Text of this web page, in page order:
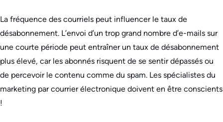
La fréquence des courriels peut influencer le taux de
désabonnement. L’envoi d’un trop grand nombre d’e-mails sur
une courte période peut entraîner un taux de désabonnement
plus élevé, car les abonnés risquent de se sentir dépassés ou
de percevoir le contenu comme du spam. Les spécialistes du
marketing par courrier électronique doivent en être conscients
!